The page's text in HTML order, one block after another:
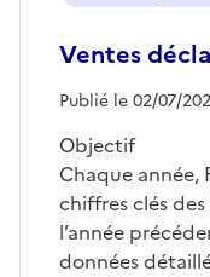
Ventes
Publié le 02/07/
Objectif
Chaque année,
chiffres clés
l’année
données